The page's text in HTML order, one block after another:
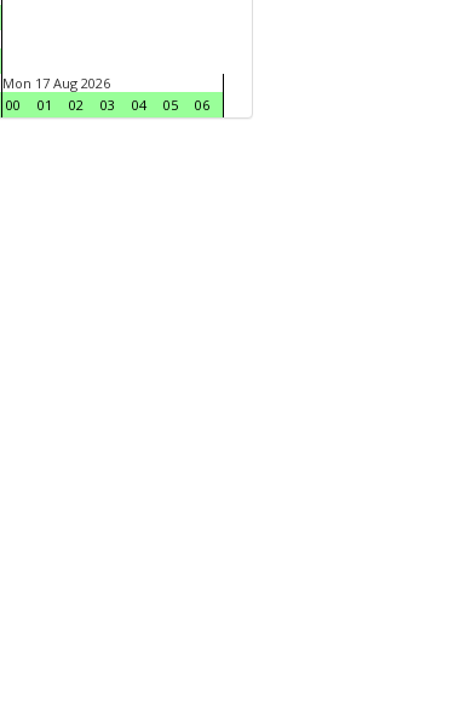
Mon 17 Aug 2026
00
01 02 03 04 05 06